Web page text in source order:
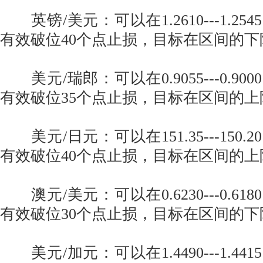
英镑/美元：可以在1.2610---
有效破位40个点止损，目标在区间的
美元/瑞郎：可以在0.9055---
有效破位35个点止损，目标在区间的
美元/日元：可以在151.35---
有效破位40个点止损，目标在区间的
澳元/美元：可以在0.6230---
有效破位30个点止损，目标在区间的
美元/加元：可以在1.4490---